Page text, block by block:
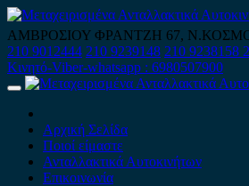
Skip
to
content
ΑΜΒΡΟΣΙΟΥ ΦΡΑΝΤΖΗ 67,
210 9012444 210 9239148 210 9238158
Κινητό-Viber-whatsapp : 6980507900
Primary
Αρχική Σελίδα
Ποιοί είμαστε
Ανταλλακτικά Αυτοκινήτων
Επικοινωνία